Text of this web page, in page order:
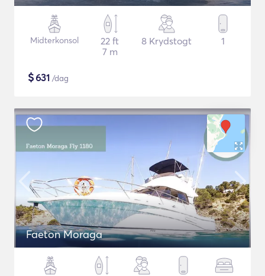
Midterkonsol
22 ft
7 m
8 Krydstogt 1
$631 /dag
Faeton Moraga